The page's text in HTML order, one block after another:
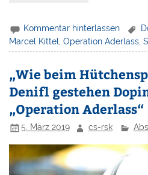
Kommentar hinterlassen
Marcel Kittel ,Operation Aderlass ,
„Wie beim
Denifl gestehen
„Operation Aderlass“
5. März 2019 cs-rsk